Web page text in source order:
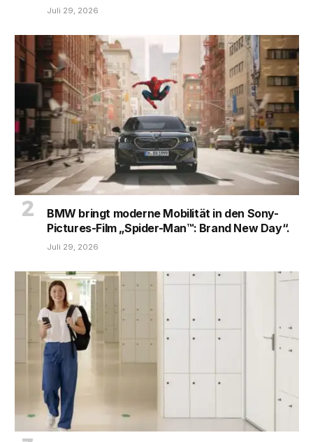
Juli 29, 2026
BMW bringt moderne Mobilität in den Sony-
Pictures-Film „Spider-Man™: Brand New Day“.
Juli 29, 2026